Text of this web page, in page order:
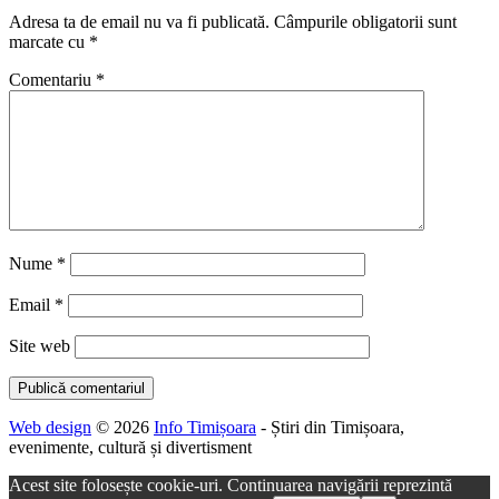
Adresa ta de email nu va fi publicată. Câmpurile obligatorii sunt
marcate cu *
Comentariu *
Nume *
Email *
Site web
Web design © 2026 Info Timișoara - Știri din Timișoara,
evenimente, cultură și divertisment
Acest site folosește cookie-uri. Continuarea navigării reprezintă